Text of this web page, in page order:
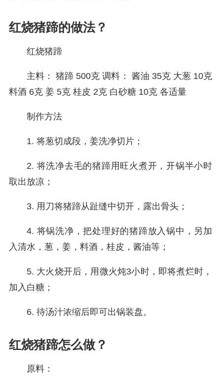
红烧猪蹄的做法？
红烧猪蹄
主料： 猪蹄 500克 调料： 酱油 35克 大葱 10克
料酒 6克 姜 5克 桂皮 2克 白砂糖 10克 各适量
制作方法
1. 将葱切成段，姜洗净切片；
2. 将洗净去毛的猪蹄用旺火煮开，开锅半小时
取出放凉；
3. 用刀将猪蹄从趾缝中切开，露出骨头；
4. 将锅洗净，把处理好的猪蹄放入锅中，另加
入清水，葱，姜，料酒，桂皮，酱油等；
5. 大火烧开后，用微火炖3小时，即将煮烂时，
加入白糖；
6. 待汤汁浓缩后即可出锅装盘。
红烧猪蹄怎么做？
原料：